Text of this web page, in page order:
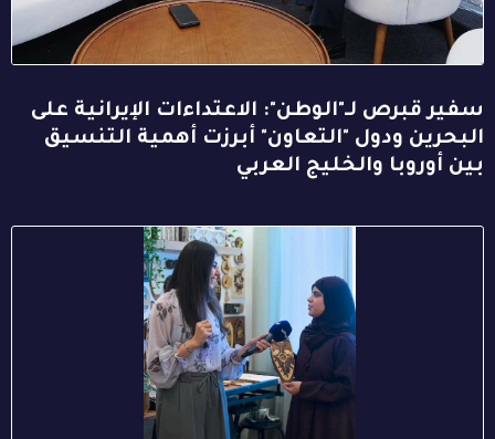
سفير قبرص لـ"الوطن": الاعتداءات الإيرانية على
البحرين ودول "التعاون" أبرزت أهمية التنسيق
بين أوروبا والخليج العربي